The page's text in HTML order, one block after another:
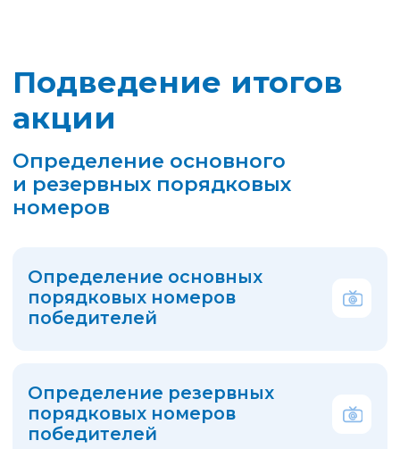
3000 рублейна лицевой счет
в ООО УК «Строитель» для
оплаты услуг за жилое
помещение и коммунальные
В течение 4 рабочих дней
мы перечислим денежные средства
в сумме 3 000 рублей для зачисления
на лицевой счет Победителя акции.
Часто задаваемые